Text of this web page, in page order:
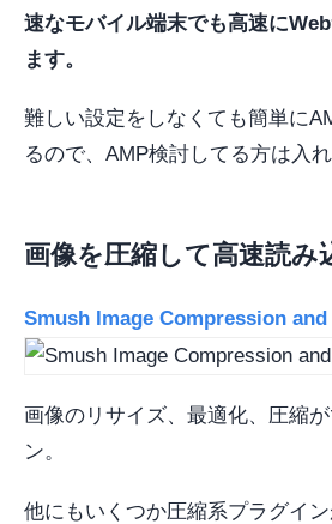
速なモバイル端末でも高速に
ます。
難しい設定をしなくても簡単に
るので、AMP検討してる方は入
画像を圧縮して高速読み
Smush Image Compression
画像のリサイズ、最適化、圧縮
ン。
他にもいくつか圧縮系プラグイ